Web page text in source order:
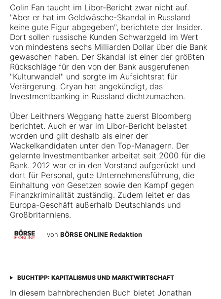
Colin Fan taucht im Libor-Bericht zwar nicht auf.
"Aber er hat im Geldwäsche-Skandal in Russland
keine gute Figur abgegeben", berichtete der Insider.
Dort sollen russische Kunden Schwarzgeld im Wert
von mindestens sechs Milliarden Dollar über die Bank
gewaschen haben. Der Skandal ist einer der größten
Rückschläge für den von der Bank ausgerufenen
"Kulturwandel" und sorgte im Aufsichtsrat für
Verärgerung. Cryan hat angekündigt, das
Investmentbanking in Russland dichtzumachen.
Über Leithners Weggang hatte zuerst Bloomberg
berichtet. Auch er war im Libor-Bericht belastet
worden und gilt deshalb als einer der
Wackelkandidaten unter den Top-Managern. Der
gelernte Investmentbanker arbeitet seit 2000 für die
Bank. 2012 war er in den Vorstand aufgerückt und
dort für Personal, gute Unternehmensführung, die
Einhaltung von Gesetzen sowie den Kampf gegen
Finanzkriminalität zuständig. Zudem leitet er das
Europa-Geschäft außerhalb Deutschlands und
Großbritanniens.
von BÖRSE ONLINE Redaktion
BUCHTIPP: KAPITALISMUS UND MARKTWIRTSCHAFT
In diesem bahnbrechenden Buch bietet Jonathan